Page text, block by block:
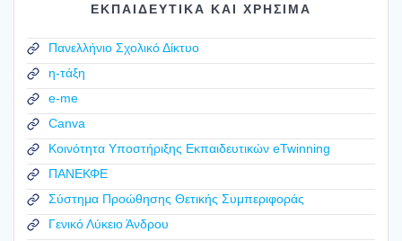
ΕΚΠΑΙΔΕΥΤΙΚΑ ΚΑΙ ΧΡΗΣΙΜΑ
Πανελλήνιο Σχολικό Δίκτυο
η-τάξη
e-me
Canva
Κοινότητα Υποστήριξης Εκπαιδευτικών eTwinning
ΠΑΝΕΚΦΕ
Σύστημα Προώθησης Θετικής Συμπεριφοράς
Γενικό Λύκειο Άνδρου